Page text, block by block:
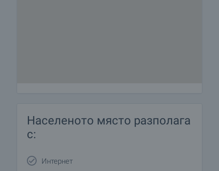
Населеното място разполага
с:
Интернет